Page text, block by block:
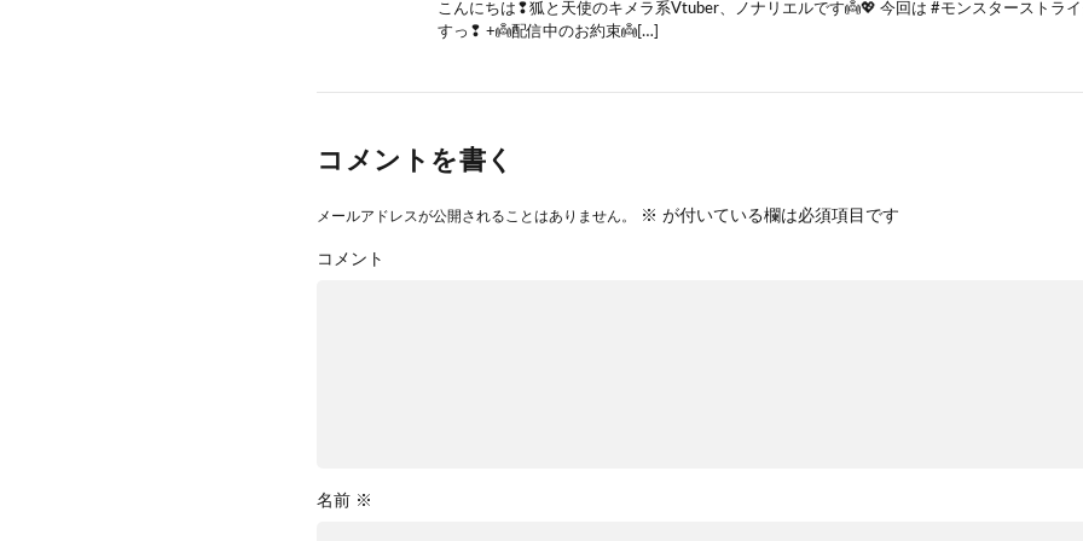
こんにちは❢狐と天使のキメラ系Vtuber、ノナリエルです👼💖 今回は #モンスターストラ
すっ❢ +👼配信中のお約束👼[…]
コメントを書く
メールアドレスが公開されることはありません。 ※ が付いている欄は必須項目です
コメント
名前 ※